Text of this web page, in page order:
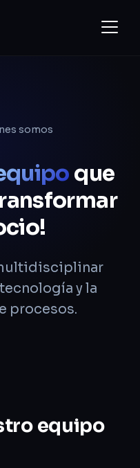
somos
que
y la
procesos.
equipo